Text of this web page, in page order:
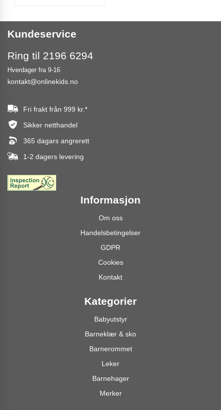
Kundeservice
Ring til 2196 6294
Hverdager fra 9-16
kontakt@onlinekids.no
Fri frakt från 999 kr.*
Sikker netthandel
365 dagars angrerett
1-2 dagers levering
Informasjon
Om oss
Handelsbetingelser
GDPR
Cookies
Kontakt
Kategorier
Babyutstyr
Barneklær & sko
Barnerommet
Leker
Barnehager
Merker